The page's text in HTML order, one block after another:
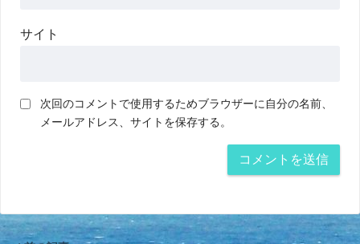
サイト
次回のコメントで使用するためブラウザーに自分の名前、
メールアドレス、サイトを保存する。